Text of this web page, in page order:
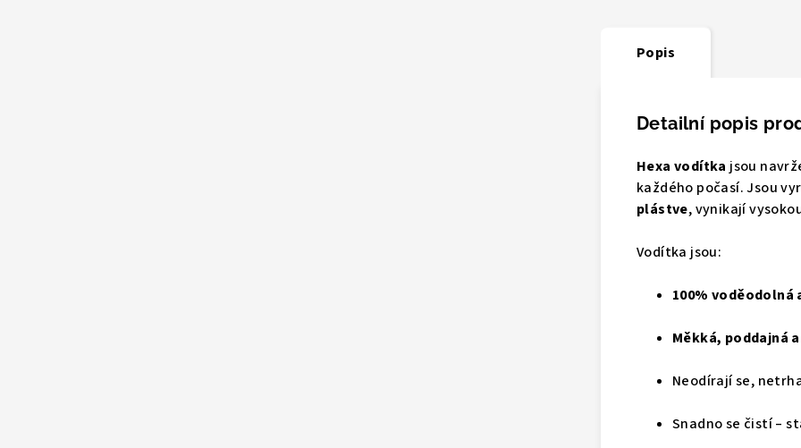
Popis
Detailní popis
Hexa vodítka jsou
každého počasí. Jsou
plástve, vynikají
Vodítka jsou:
100%
Měkká, poddajná
Neodírají se,
Snadno se čistí –